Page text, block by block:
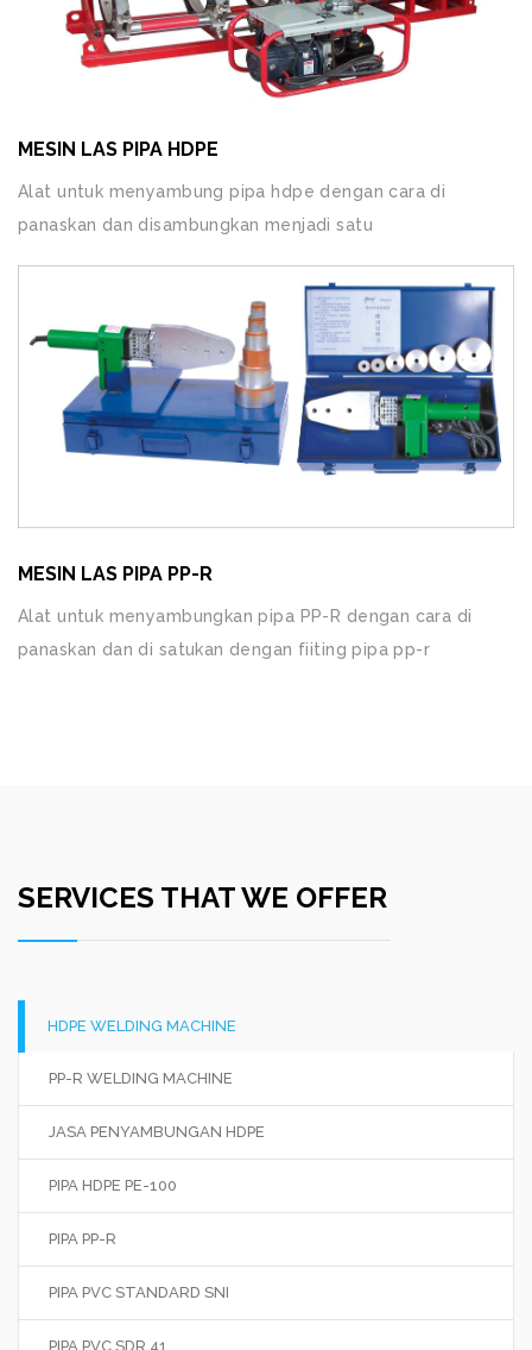
MESIN LAS PIPA HDPE
Alat untuk menyambung pipa hdpe dengan cara di
panaskan dan disambungkan menjadi satu
MESIN LAS PIPA PP-R
Alat untuk menyambungkan pipa PP-R dengan cara di
panaskan dan di satukan dengan fiiting pipa pp-r
SERVICES THAT WE OFFER
HDPE WELDING MACHINE
PP-R WELDING MACHINE
JASA PENYAMBUNGAN HDPE
PIPA HDPE PE-100
PIPA PP-R
PIPA PVC STANDARD SNI
PIPA PVC SDR 41